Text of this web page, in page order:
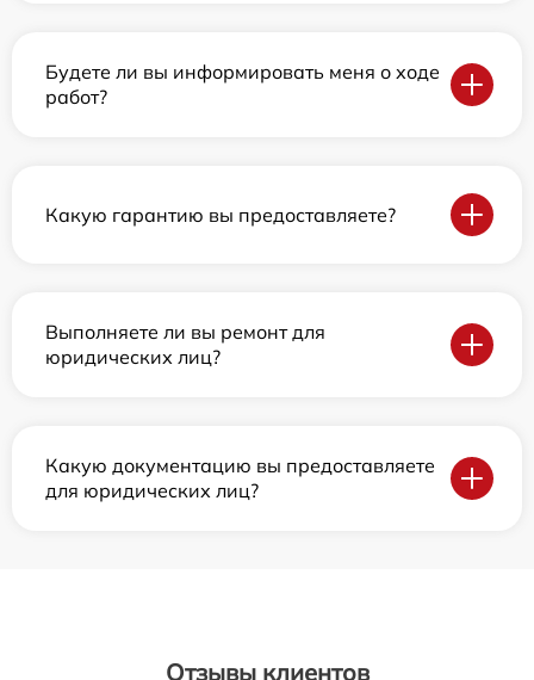
Будете ли вы информировать меня о ходе
работ?
Какую гарантию вы предоставляете?
Выполняете ли вы ремонт для
юридических лиц?
Какую документацию вы предоставляете
для юридических лиц?
Отзывы клиентов